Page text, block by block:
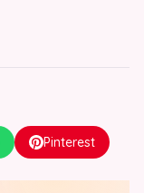
Pinterest